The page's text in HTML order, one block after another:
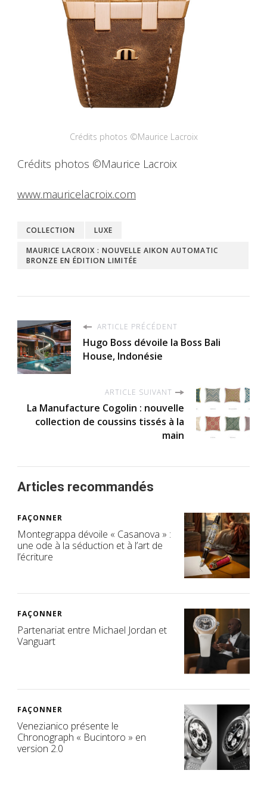
Crédits photos ©Maurice Lacroix
Crédits photos ©Maurice Lacroix
www.mauricelacroix.com
COLLECTION
LUXE
MAURICE LACROIX : NOUVELLE AIKON AUTOMATIC
BRONZE EN ÉDITION LIMITÉE
ARTICLE PRÉCÉDENT
Hugo Boss dévoile la Boss Bali
House, Indonésie
ARTICLE SUIVANT
La Manufacture Cogolin : nouvelle
collection de coussins tissés à la
main
Articles recommandés
FAÇONNER
Montegrappa dévoile « Casanova » :
une ode à la séduction et à l’art de
l’écriture
FAÇONNER
Partenariat entre Michael Jordan et
Vanguart
FAÇONNER
Venezianico présente le
Chronograph « Bucintoro » en
version 2.0